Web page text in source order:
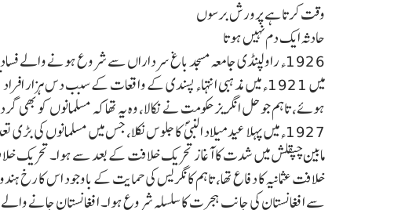
وقت کرتا ہے پرورش برسوں
حادثہ ایک دم نہیں ہوتا
1926ء راولپنڈی جامعہ مسجد باغ سرداراں سے شروع ہونے والے
میں 1921ء میں مذہبی انتہاء پسندی کے واقعات کے سبب دس
ہوئے، تاہم جو حل انگریز حکومت نے نکالا، وہ یہ تھا کہ مسلمانوں کو
1927ء میں پہلا عید میلاد النبی ؐ کا جلوس نکلا، جس میں
مابین چپقلش میں شدت کا آغاز تحریک خلافت کے بعد سے ہوا۔ تحریک
خلافت عثمانیہ کا دفاع تھا، تاہم کانگریس کی حمایت کے باوجود اس کا
سے افغانستان کی جانب ہجرت کا سلسلہ شروع ہوا۔ افغانستان جانے